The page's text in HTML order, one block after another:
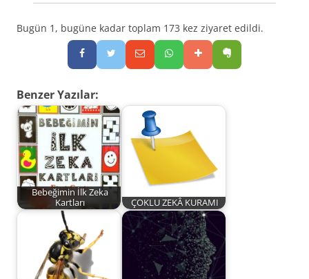
Bugün 1, bugüne kadar toplam 173 kez ziyaret edildi.
Benzer Yazılar:
Bebeğimin İlk Zeka
Kartları
ÇOKLU ZEKÂ KURAMI